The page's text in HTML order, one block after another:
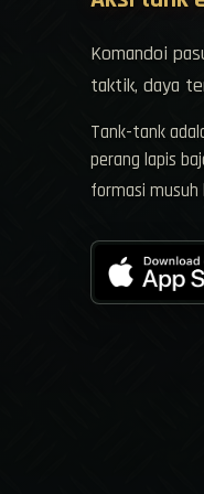
Komandoi
taktik, daya
Tank-tank
perang lapis
formasi